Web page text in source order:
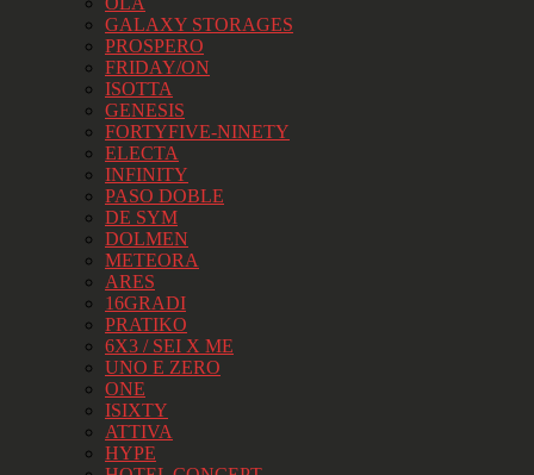
GALAXY STORAGES
PROSPERO
FRIDAY/ON
ISOTTA
GENESIS
FORTYFIVE-NINETY
ELECTA
INFINITY
PASO DOBLE
DE SYM
DOLMEN
METEORA
ARES
16GRADI
PRATIKO
6X3 / SEI X ME
UNO E ZERO
ONE
ISIXTY
ATTIVA
HYPE